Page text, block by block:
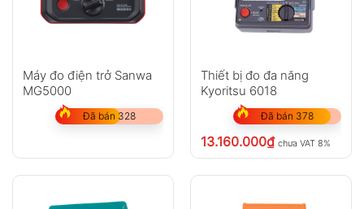
Máy đo điện trở Sanwa
MG5000
Đã bán 328
Thiết bị đo đa năng
Kyoritsu 6018
Đã bán 378
13.160.000₫ chưa VAT 8%